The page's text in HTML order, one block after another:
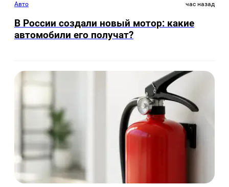
Авто час назад
В России создали новый мотор: какие
автомобили его получат?